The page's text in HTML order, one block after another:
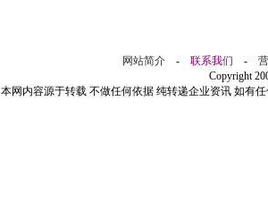
网站简介 - 联系我们 -
Copyright
本网内容源于转载 不做任何依据 纯转递企业资讯 如有